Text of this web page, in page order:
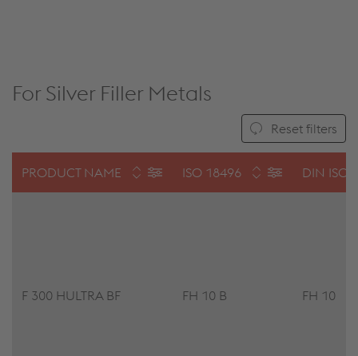
For Silver Filler Metals
Reset filters
PRODUCT NAME ISO 18496 DIN ISO
F 300 HULTRA BF FH 10 B FH 10